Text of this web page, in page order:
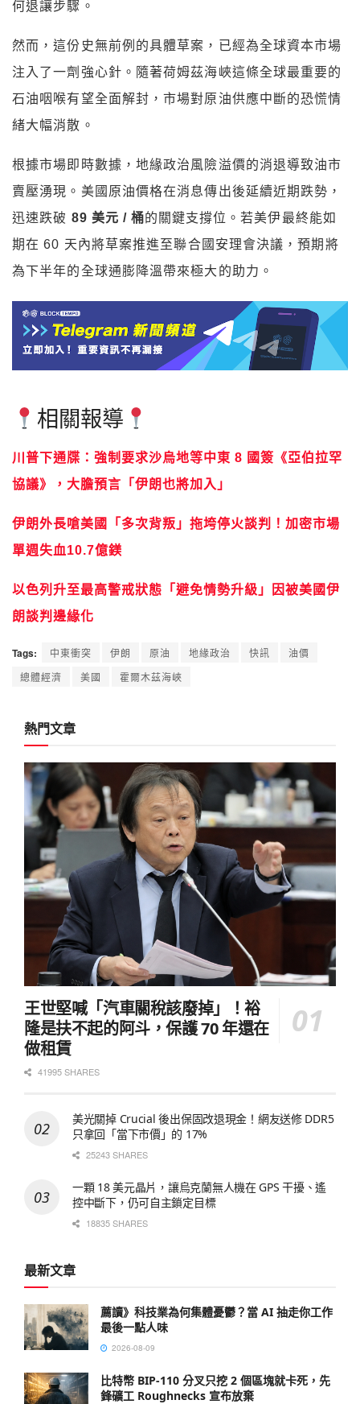
何退讓步驟。
然而，這份史無前例的具體草案，已經為全球資本市場
注入了一劑強心針。隨著荷姆茲海峽這條全球最重要的
石油咽喉有望全面解封，市場對原油供應中斷的恐慌情
緒大幅消散。
根據市場即時數據，地緣政治風險溢價的消退導致油市
賣壓湧現。美國原油價格在消息傳出後延續近期跌勢，
迅速跌破 89 美元 / 桶的關鍵支撐位。若美伊最終能如
期在 60 天內將草案推進至聯合國安理會決議，預期將
為下半年的全球通膨降溫帶來極大的助力。
相關報導
川普下通牒：強制要求沙烏地等中東 8 國簽《亞伯拉罕
協議》，大膽預言「伊朗也將加入」
伊朗外長嗆美國「多次背叛」拖垮停火談判！加密市場
單週失血10.7億鎂
以色列升至最高警戒狀態「避免情勢升級」因被美國伊
朗談判邊緣化
Tags: 中東衝突 伊朗 原油 地緣政治 快訊
油價
總體經濟
美國 霍爾木茲海峽
熱門文章
王世堅喊「汽車關稅該廢掉」！裕
隆是扶不起的阿斗，保護 70 年還在
做租賃
41995 SHARES
美光關掉 Crucial 後出保固改退現金！網友送修 DDR5
只拿回「當下市價」的 17%
25243 SHARES
一顆 18 美元晶片，讓烏克蘭無人機在 GPS 干擾、遙
控中斷下，仍可自主鎖定目標
18835 SHARES
最新文章
薦讀》科技業為何集體憂鬱？當 AI 抽走你工作
最後一點人味
2026-08-09
比特幣 BIP-110 分叉只挖 2 個區塊就卡死，先
鋒礦工 Roughnecks 宣布放棄